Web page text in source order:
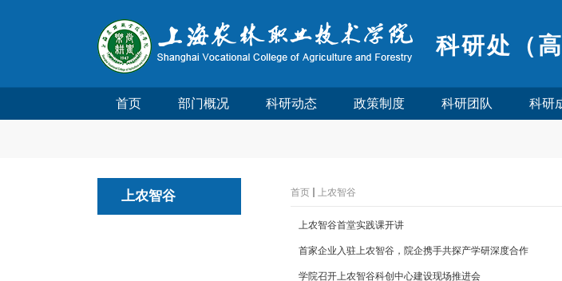
科研处（
首页 部门概况 科研动态 政策制度 科研团队 科研
上农智谷 首页 上农智谷
上农智谷首堂实践课开讲
首家企业入驻上农智谷，院企携手共探产学研深度合作
学院召开上农智谷科创中心建设现场推进会